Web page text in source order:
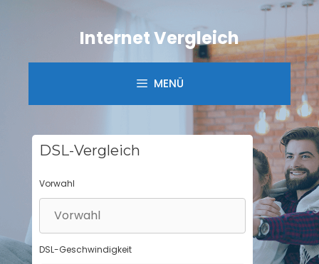
Internet Vergleich
MENÜ
DSL-Vergleich
Vorwahl
DSL-Geschwindigkeit